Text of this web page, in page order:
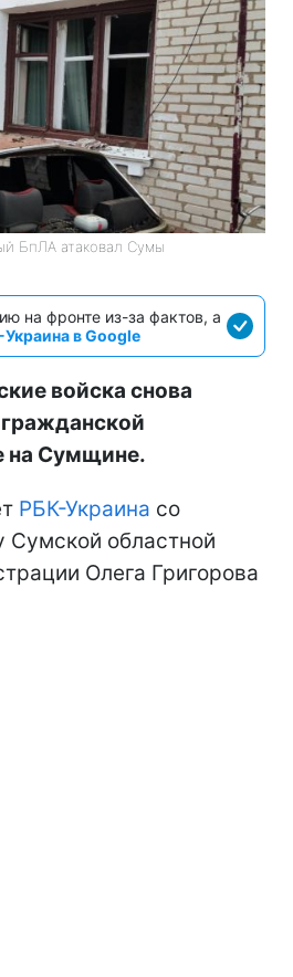
БпЛА атаковал Сумы
на фронте из-за фактов, а
в Google
войска снова
на Сумщине.
РБК-Украина со
Сумской областной
Олега Григорова